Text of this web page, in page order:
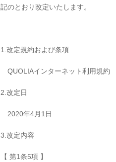
記のとおり改定いたします。
1.改定規約および条項
QUOLIAインターネット利用規約
2.改定日
2020年4月1日
3.改定内容
【 第1条5項 】